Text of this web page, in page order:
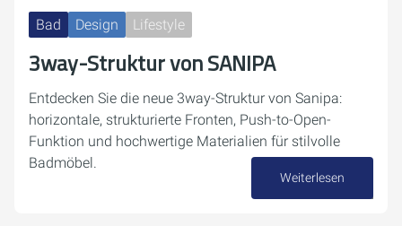
Bad Design Lifestyle
3way-Struktur von SANIPA
Entdecken Sie die neue 3way-Struktur von Sanipa:
horizontale, strukturierte Fronten, Push-to-Open-
Funktion und hochwertige Materialien für stilvolle
Badmöbel.
Weiterlesen